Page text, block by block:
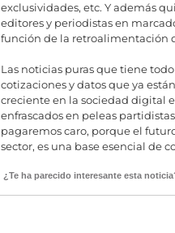
exclusividades, etc. Y además
editores y periodistas en
función de la retroalimentación
Las noticias puras que tiene
cotizaciones y datos que ya
creciente en la sociedad digital
enfrascados en peleas
pagaremos caro, porque el
sector, es una base esencial de
¿Te ha parecido interesante esta